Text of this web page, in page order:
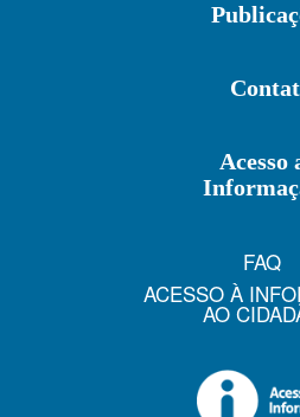
Acesso
FAQ
ACESSO À
AO